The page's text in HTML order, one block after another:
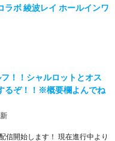
ラボ 綾波レイ ホールインワ
フ！！シャルロットとオス
るぞ！！※概要欄よんでね
信開始します！ 現在進行中より